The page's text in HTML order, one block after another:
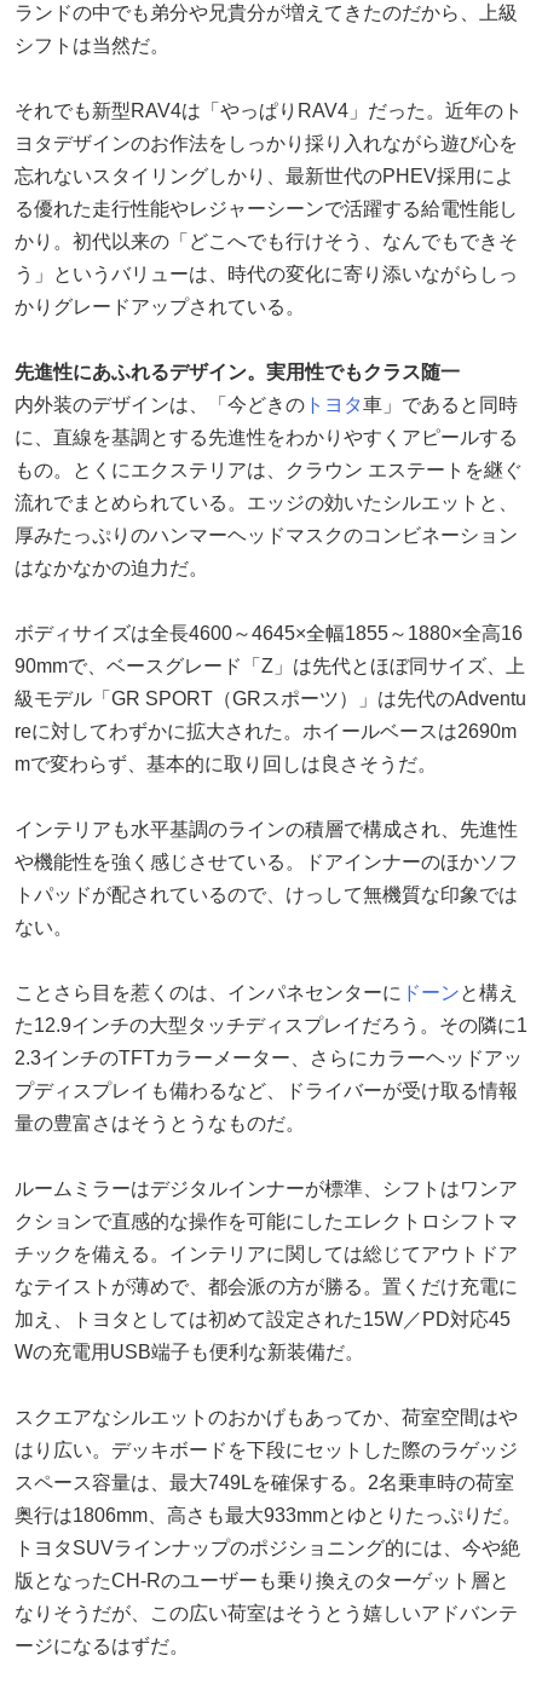
ランドの中でも弟分や兄貴分が増えてきたのだから、上級
シフトは当然だ。
それでも新型RAV4は「やっぱりRAV4」だった。近年のト
ヨタデザインのお作法をしっかり採り入れながら遊び心を
忘れないスタイリングしかり、最新世代のPHEV採用によ
る優れた走行性能やレジャーシーンで活躍する給電性能し
かり。初代以来の「どこへでも行けそう、なんでもできそ
う」というバリューは、時代の変化に寄り添いながらしっ
かりグレードアップされている。
先進性にあふれるデザイン。実用性でもクラス随一
内外装のデザインは、「今どきの トヨタ車」であると同時
に、直線を基調とする先進性をわかりやすくアピールする
もの。とくにエクステリアは、クラウン エステートを継ぐ
流れでまとめられている。エッジの効いたシルエットと、
厚みたっぷりのハンマーヘッドマスクのコンビネーション
はなかなかの迫力だ。
ボディサイズは全長4600～4645×全幅1855～1880×全高16
90mmで、ベースグレード「Z」は先代とほぼ同サイズ、上
級モデル「GR SPORT（GRスポーツ）」は先代のAdventu
reに対してわずかに拡大された。ホイールベースは2690m
mで変わらず、基本的に取り回しは良さそうだ。
インテリアも水平基調のラインの積層で構成され、先進性
や機能性を強く感じさせている。ドアインナーのほかソフ
トパッドが配されているので、けっして無機質な印象では
ない。
ことさら目を惹くのは、インパネセンターに ドーンと構え
た12.9インチの大型タッチディスプレイだろう。その隣に1
2.3インチのTFTカラーメーター、さらにカラーヘッドアッ
プディスプレイも備わるなど、ドライバーが受け取る情報
量の豊富さはそうとうなものだ。
ルームミラーはデジタルインナーが標準、シフトはワンア
クションで直感的な操作を可能にしたエレクトロシフトマ
チックを備える。インテリアに関しては総じてアウトドア
なテイストが薄めで、都会派の方が勝る。置くだけ充電に
加え、トヨタとしては初めて設定された15W／PD対応45
Wの充電用USB端子も便利な新装備だ。
スクエアなシルエットのおかげもあってか、荷室空間はや
はり広い。デッキボードを下段にセットした際のラゲッジ
スペース容量は、最大749Lを確保する。2名乗車時の荷室
奥行は1806mm、高さも最大933mmとゆとりたっぷりだ。
トヨタSUVラインナップのポジショニング的には、今や絶
版となったCH-Rのユーザーも乗り換えのターゲット層と
なりそうだが、この広い荷室はそうとう嬉しいアドバンテ
ージになるはずだ。